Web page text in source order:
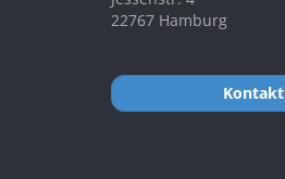
22767 Hamburg
Kontakt